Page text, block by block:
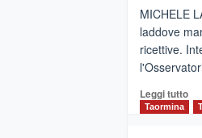
tra
e
da
MICHELE
laddove
ricettive.
Leggi tutto
Taormina